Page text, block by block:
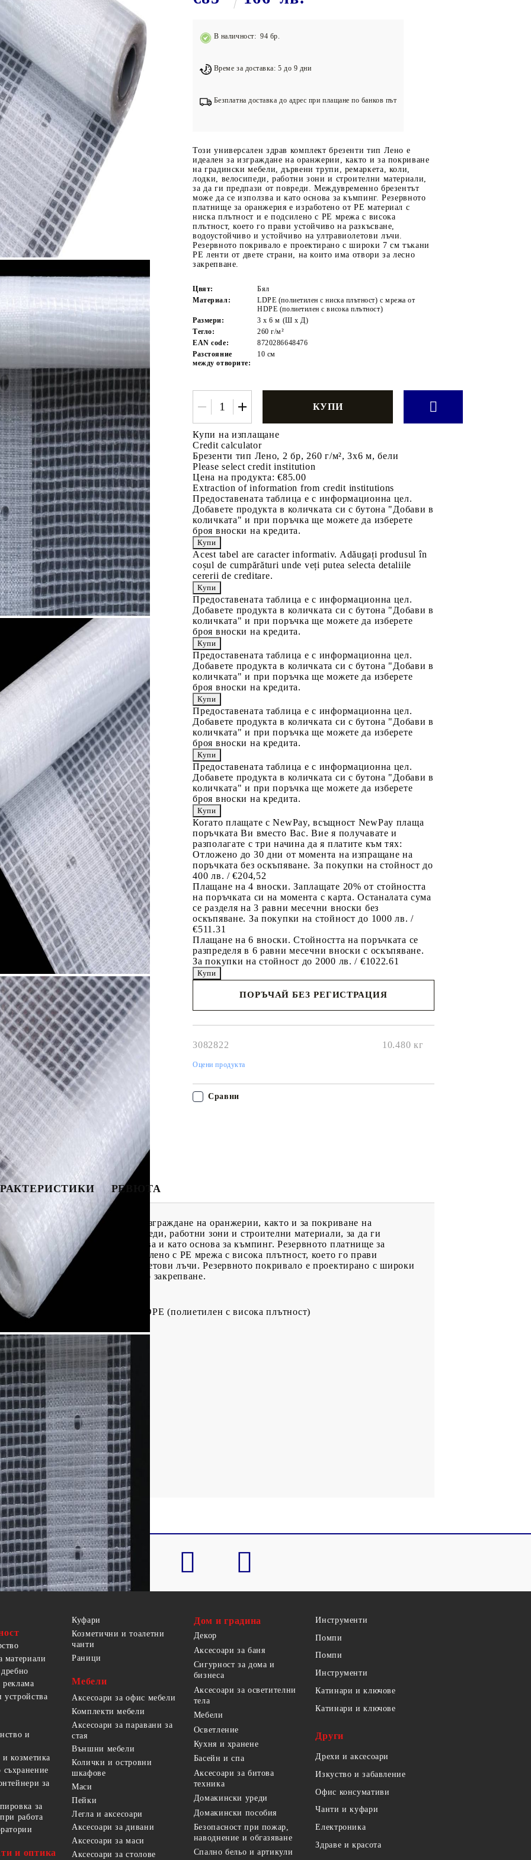
Подложки за фитнес уреди
Лостове за набиране
Силови кули
Йога и пилатес
Tweet
В наличност: 94 бр.
Време за доставка: 5 до 9 дни
Безплатна доставка до адрес при плащане по банков път
Този универсален здрав комплект брезенти тип Лено е
идеален за изграждане на оранжерии, както и за покриване
на градински мебели, дървени трупи, ремаркета, коли,
лодки, велосипеди, работни зони и строителни материали,
за да ги предпази от повреди. Междувременно брезентът
може да се използва и като основа за къмпинг. Резервното
платнище за оранжерия е изработено от PE материал с
ниска плътност и е подсилено с PE мрежа с висока
плътност, което го прави устойчиво на разкъсване,
водоустойчиво и устойчиво на ултравиолетови лъчи.
Резервното покривало е проектирано с широки 7 см тъкани
РЕ ленти от двете страни, на които има отвори за лесно
закрепване.
Цвят:
Бял
Материал:
LDPE (полиетилен с ниска плътност) с мрежа от
HDPE (полиетилен с висока плътност)
Размери:
3 x 6 м (Ш x Д)
Тегло:
260 г/м²
EAN code:
8720286648476
Разстояние
между отворите:
10 см
Купи на изплащане
Credit calculator
Брезенти тип Лено, 2 бр, 260 г/м², 3x6 м, бели
Please select credit institution
Цена на продукта: €85.00
Extraction of information from credit institutions
Предоставената таблица е с информационна цел.
Добавете продукта в количката си с бутона "Добави в
количката" и при поръчка ще можете да изберете
броя вноски на кредита.
Acest tabel are caracter informativ. Adăugați produsul în
coșul de cumpărături unde veți putea selecta detaliile
cererii de creditare.
Предоставената таблица е с информационна цел.
Добавете продукта в количката си с бутона "Добави в
количката" и при поръчка ще можете да изберете
броя вноски на кредита.
Предоставената таблица е с информационна цел.
Добавете продукта в количката си с бутона "Добави в
количката" и при поръчка ще можете да изберете
броя вноски на кредита.
Предоставената таблица е с информационна цел.
Добавете продукта в количката си с бутона "Добави в
количката" и при поръчка ще можете да изберете
броя вноски на кредита.
Предоставената таблица е с информационна цел.
Добавете продукта в количката си с бутона "Добави в
количката" и при поръчка ще можете да изберете
броя вноски на кредита.
Когато плащате с NewPay, всъщност NewPay плаща
поръчката Ви вместо Вас. Вие я получавате и
разполагате с три начина да я платите към тях:
Отложено до 30 дни от момента на изпращане на
поръчката без оскъпяване. За покупки на стойност до
400 лв. / €204,52
Плащане на 4 вноски. Заплащате 20% от стойността
на поръчката си на момента с карта. Останалата сума
се разделя на 3 равни месечни вноски без
оскъпяване. За покупки на стойност до 1000 лв. /
€511.31
Плащане на 6 вноски. Стойността на поръчката се
разпределя в 6 равни месечни вноски с оскъпяване.
За покупки на стойност до 2000 лв. / €1022.61
ПОРЪЧАЙ БЕЗ РЕГИСТРАЦИЯ
3082822 10.480 кг
Оцени продукта
Сравни
РЕВЮТА
тип Лено е идеален за изграждане на оранжерии, както и за покриване на
коли, лодки, велосипеди, работни зони и строителни материали, за да ги
брезентът може да се използва и като основа за къмпинг. Резервното платнище за
с ниска плътност и е подсилено с PE мрежа с висока плътност, което го прави
и устойчиво на ултравиолетови лъчи. Резервното покривало е проектирано с широки
на които има отвори за лесно закрепване.
ниска плътност) с мрежа от HDPE (полиетилен с висока плътност)
7 см тъкани РТ ленти
см
материали
и
козметика
за
за
работа
и оптика
Куфари
Козметични и тоалетни
чанти
Раници
Мебели
Аксесоари за офис мебели
Комплекти мебели
Аксесоари за паравани за
стая
Външни мебели
Колички и островни
шкафове
Маси
Пейки
Легла и аксесоари
Аксесоари за дивани
Аксесоари за маси
Аксесоари за столове
Дом и градина
Декор
Аксесоари за баня
Сигурност за дома и
бизнеса
Аксесоари за осветителни
тела
Мебели
Осветление
Кухня и хранене
Басейн и спа
Аксесоари за битова
техника
Домакински уреди
Домакински пособия
Безопасност при пожар,
наводнение и обгазяване
Спално бельо и артикули
Инструменти
Помпи
Помпи
Инструменти
Катинари и ключове
Катинари и ключове
Други
Дрехи и аксесоари
Изкуство и забавление
Офис консумативи
Чанти и куфари
Електроника
Здраве и красота